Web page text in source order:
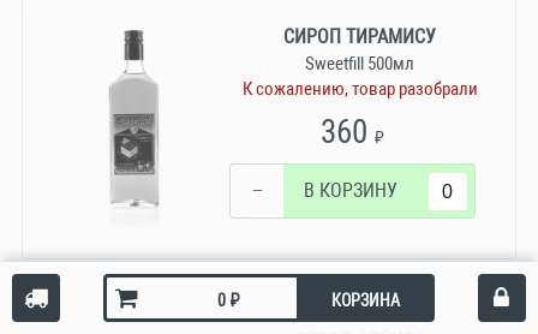
₽ КОРЗИНА
СИРОП ТИРАМИСУ
Sweetfill 500мл
К сожалению, товар разобрали
360₽
− В КОРЗИНУ